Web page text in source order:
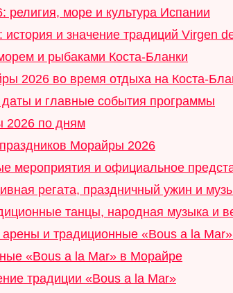
море и культура Испании
и значение традиций Virgen
и рыбаками Коста-Бланки
2026 во время отдыха на Коста-
и главные события программы
2026 по дням
Морайры 2026
мероприятия и официальное
регата, праздничный ужин и
танцы, народная музыка и
и традиционные «Bous a la
«Bous a la Mar» в Морайре
традиции «Bous a la Mar»